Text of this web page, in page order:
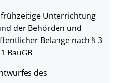
Unterrichtung
der Behörden und
Belange nach § 3
BauGB
des